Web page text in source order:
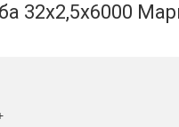
32х2,5х6000